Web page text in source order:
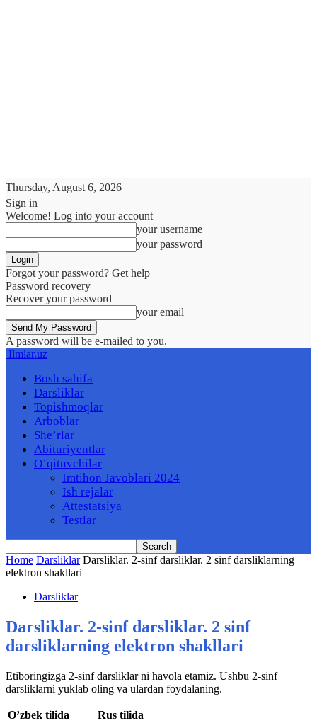
Thursday, August 6, 2026
Sign in
Welcome! Log into your account
your username
your password
Forgot your password? Get help
Password recovery
Recover your password
your email
A password will be e-mailed to you.
Ilmlar.uz
Bosh sahifa
Darsliklar
Topishmoqlar
Arboblar
She’rlar
Abituriyentlar
O’qituvchilar
Imtihon Javoblari 2024
Ish rejalar
Attestatsiya
Testlar
Home Darsliklar Darsliklar. 2-sinf darsliklar. 2 sinf darsliklarning
elektron shakllari
Darsliklar
Darsliklar. 2-sinf darsliklar. 2 sinf
darsliklarning elektron shakllari
Etiboringizga 2-sinf darsliklar ni havola etamiz. Ushbu 2-sinf
darsliklarni yuklab oling va ulardan foydalaning.
O’zbek tilida
Rus tilida